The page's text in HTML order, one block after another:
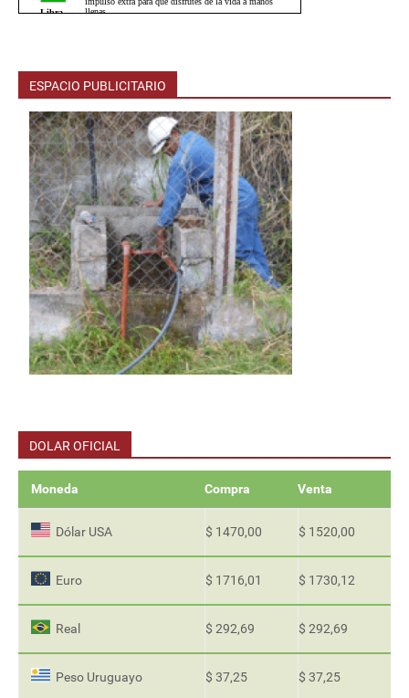
ESPACIO PUBLICITARIO
DOLAR OFICIAL
Moneda Compra Venta
Dólar USA $ 1470,00 $ 1520,00
Euro $ 1716,01 $ 1730,12
Real $ 292,69 $ 292,69
Peso Uruguayo $ 37,25 $ 37,25